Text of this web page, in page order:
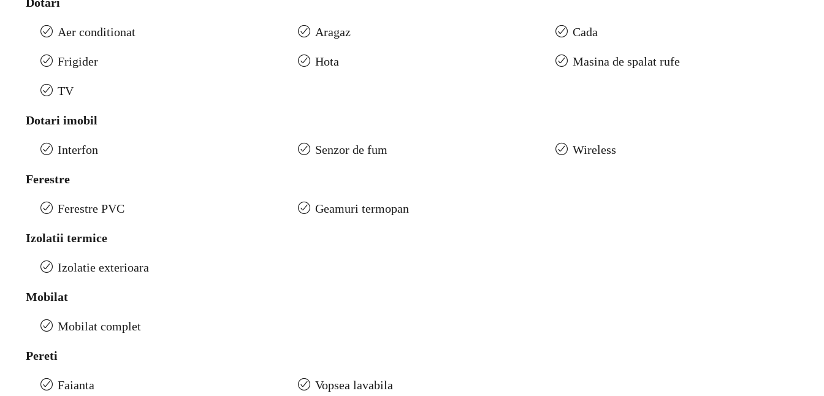
Aer conditionat Aragaz Cada
Frigider Hota Masina de spalat rufe
TV
Dotari imobil
Interfon Senzor de fum Wireless
Ferestre
Ferestre PVC Geamuri termopan
Izolatii termice
Izolatie exterioara
Mobilat
Mobilat complet
Pereti
Faianta Vopsea lavabila